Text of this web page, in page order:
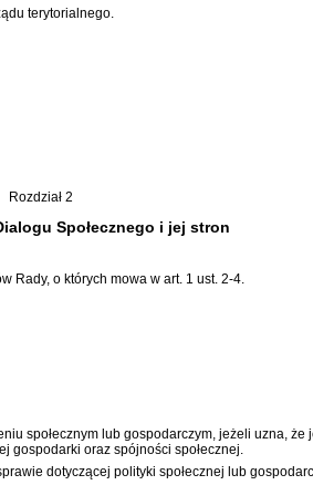
terytorialnego.
Rozdział 2
Społecznego i jej stron
Rady, o których mowa w art. 1 ust. 2-4.
społecznym lub gospodarczym, jeżeli uzna,
gospodarki oraz spójności społecznej.
dotyczącej polityki społecznej lub